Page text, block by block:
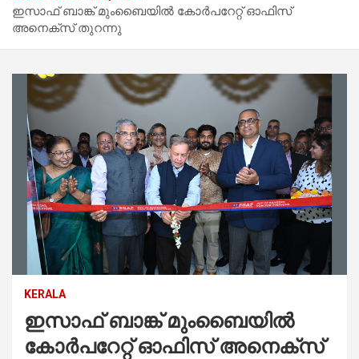
ഇസാഫ് ബാങ്ക് മുംബൈയില്‍ കോര്‍പറേറ്റ് ഓഫിസ്
അനെക്സ് തുറന്നു
KERALA
ഇസാഫ് ബാങ്ക് മുംബൈയില്‍
കോര്‍പറേറ്റ് ഓഫിസ് അനെക്സ്